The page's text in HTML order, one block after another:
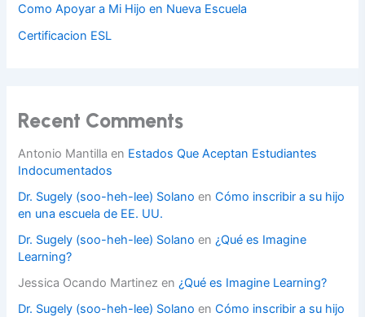
Como Apoyar a Mi Hijo en Nueva Escuela
Certificacion ESL
Recent Comments
Antonio Mantilla en Estados Que Aceptan Estudiantes
Indocumentados
Dr. Sugely (soo-heh-lee) Solano enCómo inscribir a su hijo
en una escuela de EE. UU.
Dr. Sugely (soo-heh-lee) Solano en¿Qué es Imagine
Learning?
Jessica Ocando Martinez en¿Qué es Imagine Learning?
Dr. Sugely (soo-heh-lee) Solano enCómo inscribir a su hijo